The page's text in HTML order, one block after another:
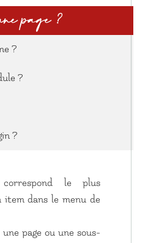
page ?
?
?
?
le plus
item dans le menu de
page ou une sous-